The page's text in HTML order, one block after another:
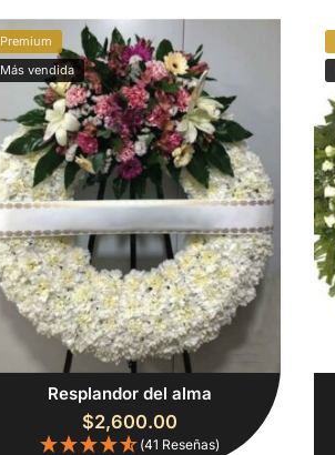
Premium
Más vendida
Resplandor del alma
$2,600.00
(41 Reseñas)